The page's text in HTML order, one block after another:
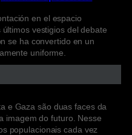
en el espacio
vestigios del debate
se ha convertido en un
uniforme.
e Gaza são duas faces da
imagem do futuro. Nesse
populacionais cada vez